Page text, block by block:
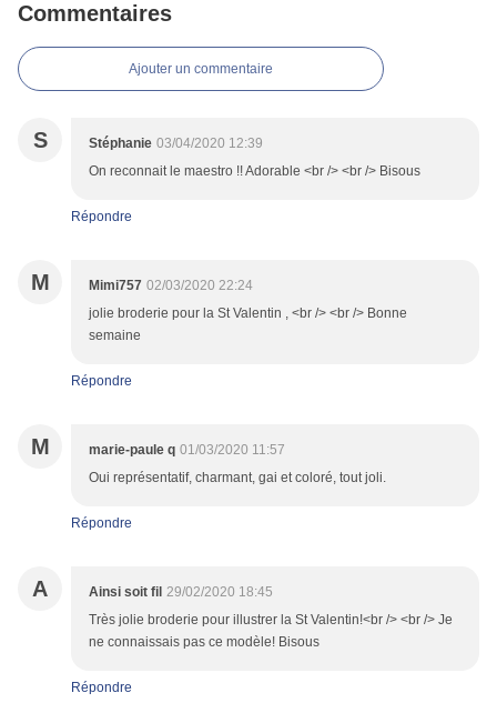
Commentaires
Ajouter un commentaire
S Stéphanie 03/04/2020 12:39
On reconnait le maestro !! Adorable <br /> <br /> Bisous
Répondre
M Mimi757 02/03/2020 22:24
jolie broderie pour la St Valentin , <br /> <br /> Bonne
semaine
Répondre
M marie-paule q 01/03/2020 11:57
Oui représentatif, charmant, gai et coloré, tout joli.
Répondre
A Ainsi soit fil 29/02/2020 18:45
Très jolie broderie pour illustrer la St Valentin!<br /> <br /> Je
ne connaissais pas ce modèle! Bisous
Répondre